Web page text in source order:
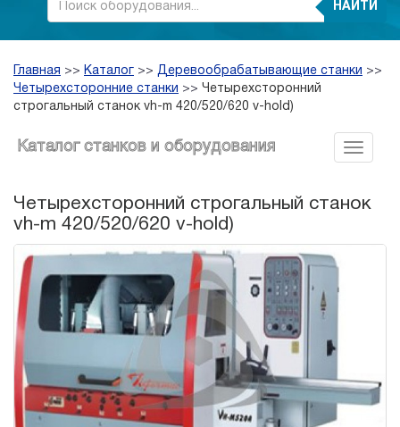
НАЙТИ
Главная >> Каталог >> Деревообрабатывающие станки >>
Четырехсторонние станки >> Четырехсторонний
строгальный станок vh-m 420/520/620 v-hold)
Каталог станков и оборудования
Четырехсторонний строгальный станок
vh-m 420/520/620 v-hold)